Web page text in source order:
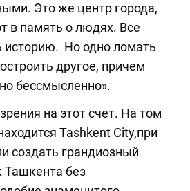
Это же центр города,
в память о людях. Все
историю. Но одно ломать
другое, причем
бессмысленно».
на этот счет. На том
Tashkent City,при
создать грандиозный
Ташкента без